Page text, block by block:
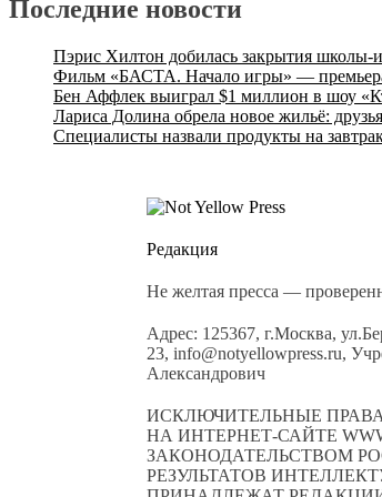
Последние новости
Пэрис Хилтон добилась закрытия школы-
Фильм «БАСТА. Начало игры» — премьера
Бен Аффлек выиграл $1 миллион в шоу
Лариса Долина обрела новое жильё:
Специалисты назвали продукты на
Редакция
Не желтая пресса —
Адрес: 125367, г.Москва,
23, info@notyellowpress.ru,
Александрович
ИСКЛЮЧИТЕЛЬНЫЕ
НА ИНТЕРНЕТ-САЙТЕ
ЗАКОНОДАТЕЛЬСТВОМ
РЕЗУЛЬТАТОВ